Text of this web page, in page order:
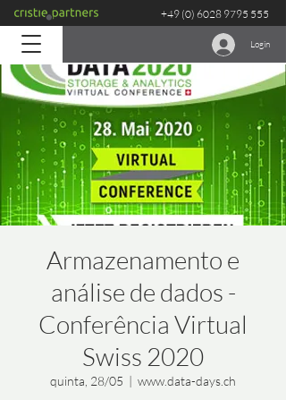
Login
+49 (0) 6028 9795 555
Armazenamento e
análise de dados -
Conferência Virtual
Swiss 2020
quinta, 28/05
  |
www.data-days.ch